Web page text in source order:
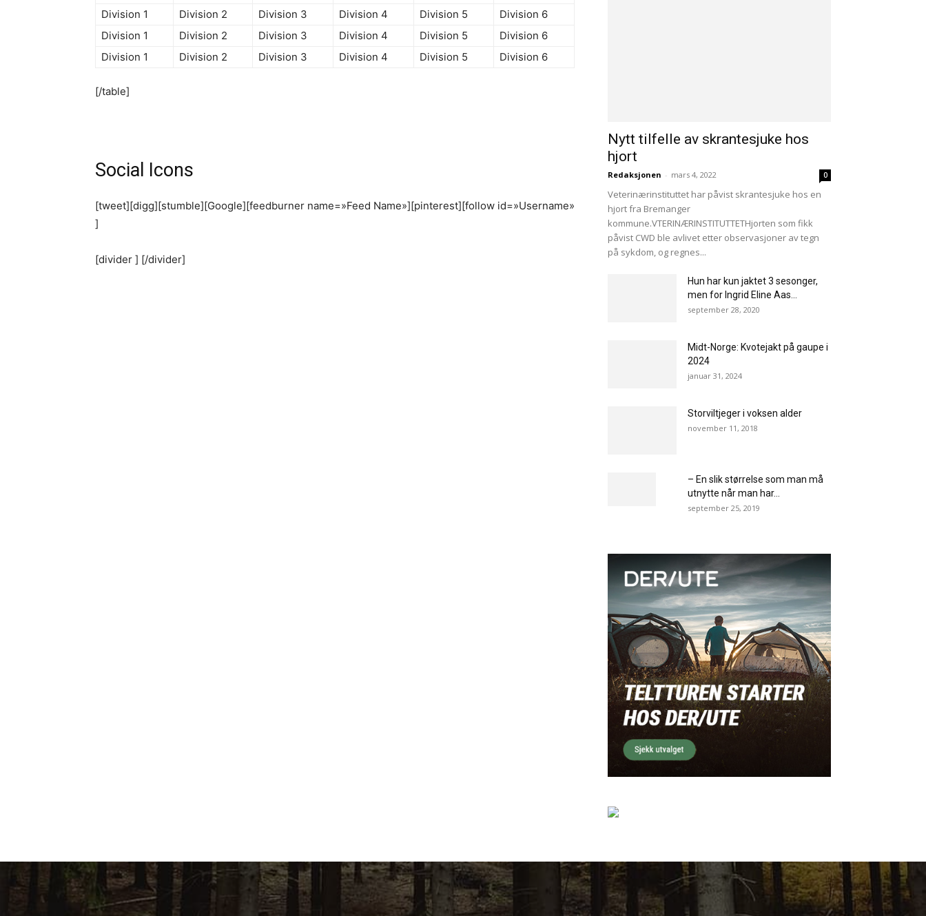
Division 1
Division 2 Division 3 Division 4 Division 5
Division 6
Division 1
Division 2 Division 3 Division 4 Division 5
Division 6
Division 1
Division 2 Division 3 Division 4 Division 5 Division 6
[/table]
Social Icons
[tweet][digg][stumble][Google][feedburner name=»Feed Name»][pinterest][follow id=»Username»
]
[divider ] [/divider]
Nytt tilfelle av skrantesjuke hos
hjort
Redaksjonen - mars 4, 2022 0
Veterinærinstituttet har påvist skrantesjuke hos en
hjort fra Bremanger
kommune.VTERINÆRINSTITUTTETHjorten som fikk
påvist CWD ble avlivet etter observasjoner av tegn
på sykdom, og regnes...
Hun har kun jaktet 3 sesonger,
men for Ingrid Eline Aas...
september 28, 2020
Midt-Norge: Kvotejakt på gaupe i
2024
januar 31, 2024
Storviltjeger i voksen alder
november 11, 2018
– En slik størrelse som man må
utnytte når man har...
september 25, 2019